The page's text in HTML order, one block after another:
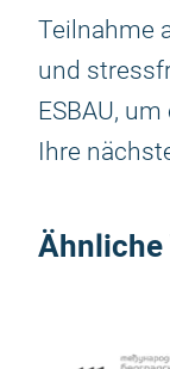
Teilnahme
und
ESBAU,
Ihre
Ähnliche